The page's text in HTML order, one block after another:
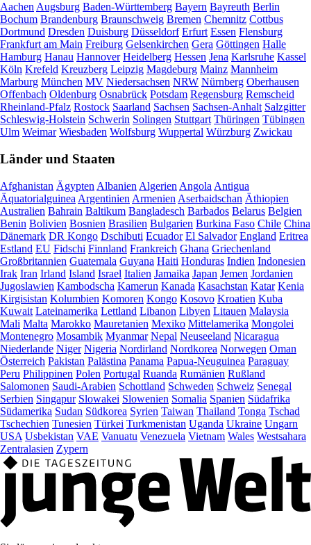
Aachen Augsburg Baden-Württemberg Bayern Bayreuth Berlin
Bochum Brandenburg Braunschweig Bremen Chemnitz Cottbus
Dortmund Dresden Duisburg Düsseldorf Erfurt Essen Flensburg
Frankfurt am Main Freiburg Gelsenkirchen Gera Göttingen Halle
Hamburg Hanau Hannover Heidelberg Hessen Jena Karlsruhe Kassel
Köln Krefeld Kreuzberg Leipzig Magdeburg Mainz Mannheim
Marburg München MV Niedersachsen NRW Nürnberg Oberhausen
Offenbach Oldenburg Osnabrück Potsdam Regensburg Remscheid
Rheinland-Pfalz Rostock Saarland Sachsen Sachsen-Anhalt Salzgitter
Schleswig-Holstein Schwerin Solingen Stuttgart Thüringen Tübingen
Ulm Weimar Wiesbaden Wolfsburg Wuppertal Würzburg Zwickau
Länder und Staaten
Afghanistan Ägypten Albanien Algerien Angola Antigua
Äquatorialguinea Argentinien Armenien Aserbaidschan Äthiopien
Australien Bahrain Baltikum Bangladesch Barbados Belarus Belgien
Benin Bolivien Bosnien Brasilien Bulgarien Burkina Faso Chile China
Dänemark DR Kongo Dschibuti Ecuador El Salvador England Eritrea
Estland EU Fidschi Finnland Frankreich Ghana Griechenland
Großbritannien Guatemala Guyana Haiti Honduras Indien Indonesien
Irak Iran Irland Island Israel Italien Jamaika Japan Jemen Jordanien
Jugoslawien Kambodscha Kamerun Kanada Kasachstan Katar Kenia
Kirgisistan Kolumbien Komoren Kongo Kosovo Kroatien Kuba
Kuwait Lateinamerika Lettland Libanon Libyen Litauen Malaysia
Mali Malta Marokko Mauretanien Mexiko Mittelamerika Mongolei
Montenegro Mosambik Myanmar Nepal Neuseeland Nicaragua
Niederlande Niger Nigeria Nordirland Nordkorea Norwegen Oman
Österreich Pakistan Palästina Panama Papua-Neuguinea Paraguay
Peru Philippinen Polen Portugal Ruanda Rumänien Rußland
Salomonen Saudi-Arabien Schottland Schweden Schweiz Senegal
Serbien Singapur Slowakei Slowenien Somalia Spanien Südafrika
Südamerika Sudan Südkorea Syrien Taiwan Thailand Tonga Tschad
Tschechien Tunesien Türkei Turkmenistan Uganda Ukraine Ungarn
USA Usbekistan VAE Vanuatu Venezuela Vietnam Wales Westsahara
Zentralasien Zypern